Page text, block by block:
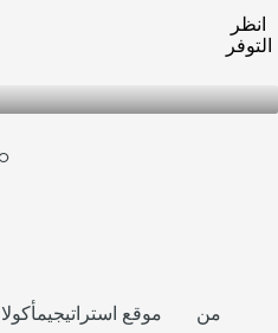
انظر
التوفر
موقع استراتيجي
من